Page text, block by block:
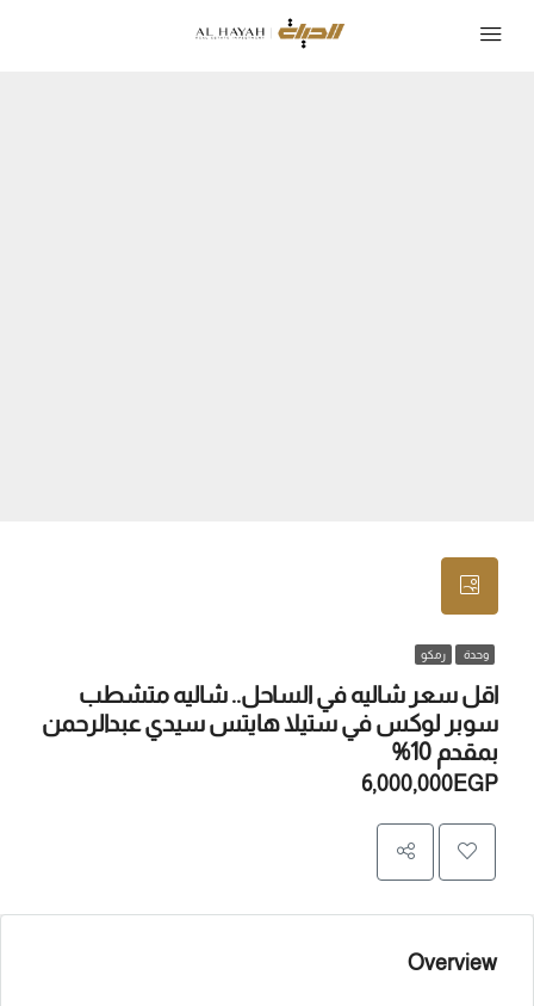
وحدة رمكو
اقل سعر شاليه في الساحل.. شاليه متشطب
سوبر لوكس في ستيلا هايتس سيدي عبدالرحمن
بمقدم 10%
6,000,000EGP
Overview